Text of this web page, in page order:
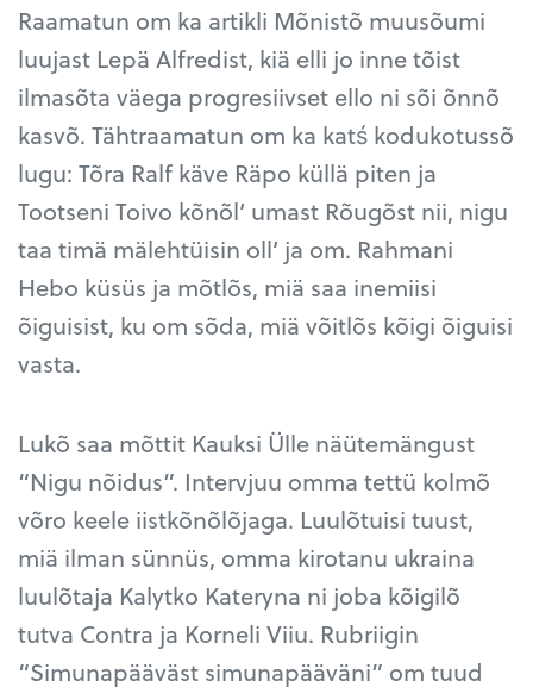
Raamatun om ka artikli Mõnistõ muusõumi
luujast Lepä Alfredist, kiä elli jo inne tõist
ilmasõta väega progresiivset ello ni sõi õnnõ
kasvõ. Tähtraamatun om ka katś kodukotussõ
lugu: Tõra Ralf käve Räpo küllä piten ja
Tootseni Toivo kõnõl’ umast Rõugõst nii, nigu
taa timä mälehtüisin oll’ ja om. Rahmani
Hebo küsüs ja mõtlõs, miä saa inemiisi
õiguisist, ku om sõda, miä võitlõs kõigi õiguisi
vasta.
Lukõ saa mõttit Kauksi Ülle näütemängust
“Nigu nõidus”. Intervjuu omma tettü kolmõ
võro keele iistkõnõlõjaga. Luulõtuisi tuust,
miä ilman sünnüs, omma kirotanu ukraina
luulõtaja Kalytko Kateryna ni joba kõigilõ
tutva Contra ja Korneli Viiu. Rubriigin
“Simunapääväst simunapääväni” om tuud